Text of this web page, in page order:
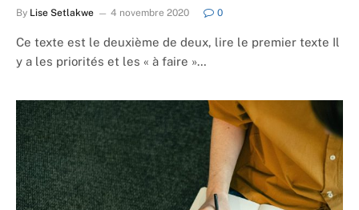
By Lise Setlakwe 4 novembre 2020 0
Ce texte est le deuxième de deux, lire le premier texte Il
y a les priorités et les « à faire »…